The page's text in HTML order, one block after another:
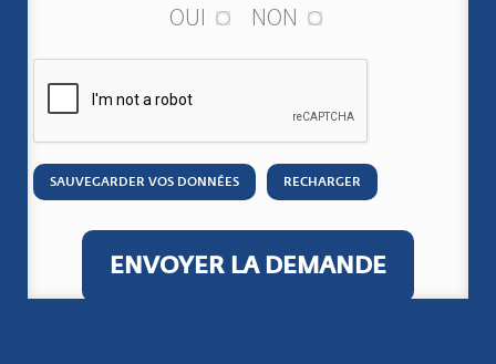
OUI NON
SAUVEGARDER VOS DONNÉES RECHARGER
ENVOYER LA DEMANDE